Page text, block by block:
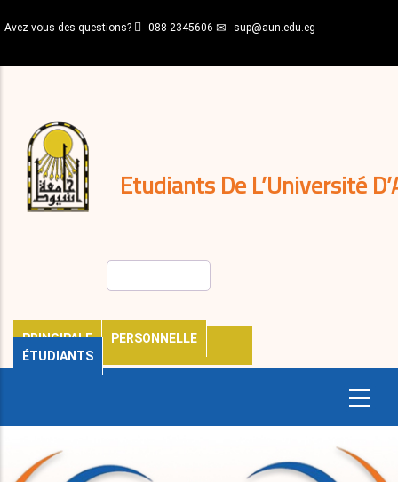
au
principal
Avez-vous des questions? 088-2345606 sup@aun.edu.eg
Etudiants De L’Université
PRINCIPALE
PERSONNELLE
ÉTUDIANTS
décisions
Expatriés
Journal